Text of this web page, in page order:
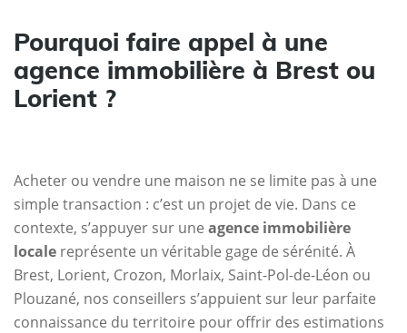
Pourquoi faire appel à une
agence immobilière à Brest ou
Lorient ?
Acheter ou vendre une maison ne se limite pas à une
simple transaction : c’est un projet de vie. Dans ce
contexte, s’appuyer sur une agence immobilière
locale représente un véritable gage de sérénité. À
Brest, Lorient, Crozon, Morlaix, Saint-Pol-de-Léon ou
Plouzané, nos conseillers s’appuient sur leur parfaite
connaissance du territoire pour offrir des estimations